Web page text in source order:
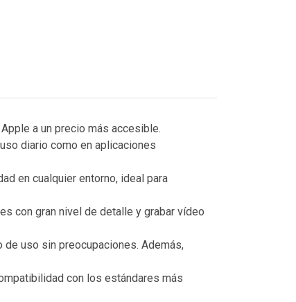
a un precio más accesible.
diario como en aplicaciones
en cualquier entorno, ideal para
con gran nivel de detalle y grabar vídeo
uso sin preocupaciones. Además,
con los estándares más